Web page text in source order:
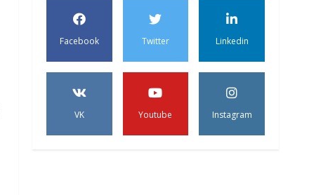
Facebook Twitter Linkedin
VK Youtube Instagram